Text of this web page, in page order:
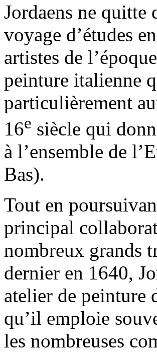
Jordaens ne quitte
voyage d’études
artistes de
peinture italienne
particulièrement
16e siècle qui
à l’ensemble de
Bas).
Tout en
principal
nombreux grands
dernier en 1640,
atelier de peinture
qu’il emploie
les nombreuses